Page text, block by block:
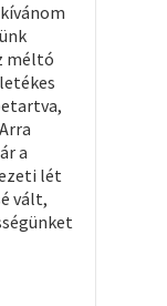
méltó
a
lét
vált,